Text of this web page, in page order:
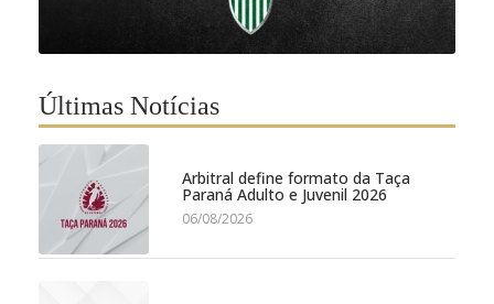
Últimas Notícias
Arbitral define formato da Taça
Paraná Adulto e Juvenil 2026
06/08/2026